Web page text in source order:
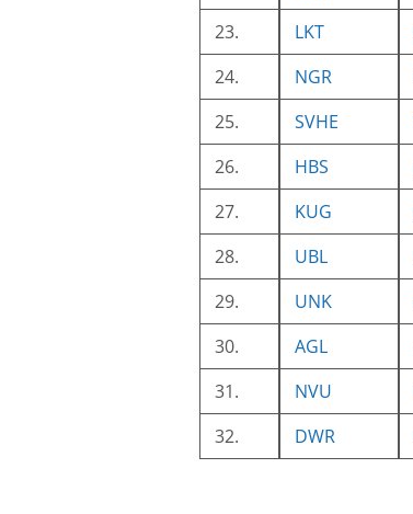
23.
LKT
24.
NGR
25.
SVHE
26.
HBS
27.
KUG
28.
UBL
29.
UNK
30.
AGL
31.
NVU
32.
DWR